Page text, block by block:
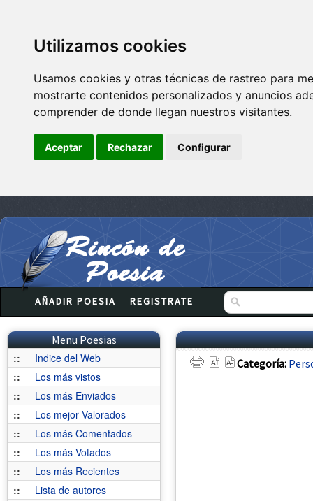
Utilizamos cookies
Usamos cookies y otras técnicas de rastreo para
mostrarte contenidos personalizados y anuncios
comprender de donde llegan nuestros visitantes.
Aceptar Rechazar Configurar
AÑADIR POESIA REGISTRATE
Menu Poesias
::
Indice del Web
::
Los más vistos
::
Los más Enviados
::
Los mejor Valorados
::
Los más Comentados
::
Los más Votados
::
Los más Recientes
::
Lista de autores
Categoría: